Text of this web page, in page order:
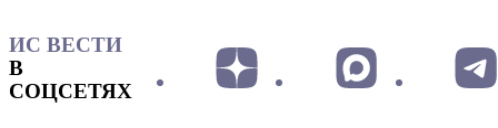
ИС ВЕСТИ
В
СОЦСЕТЯХ